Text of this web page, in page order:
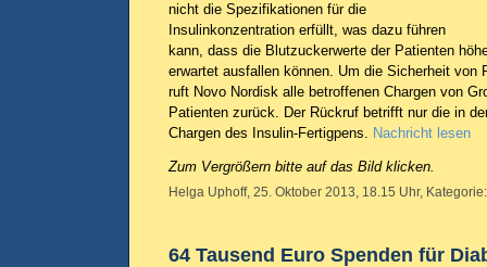
nicht die Spezifikationen für die
Insulinkonzentration erfüllt, was dazu führen
kann, dass die Blutzuckerwerte der Patienten
erwartet ausfallen können. Um die Sicherheit von
ruft Novo Nordisk alle betroffenen Chargen von
Patienten zurück. Der Rückruf betrifft nur die in
Chargen des Insulin-Fertigpens. Nachricht lesen
Zum Vergrößern bitte auf das Bild klicken.
Helga Uphoff, 25. Oktober 2013, 18.15 Uhr,
64 Tausend Euro Spenden für